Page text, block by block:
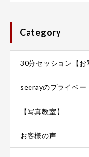
Category
30分セッション【お
seerayのプライベー
【写真教室】
お客様の声